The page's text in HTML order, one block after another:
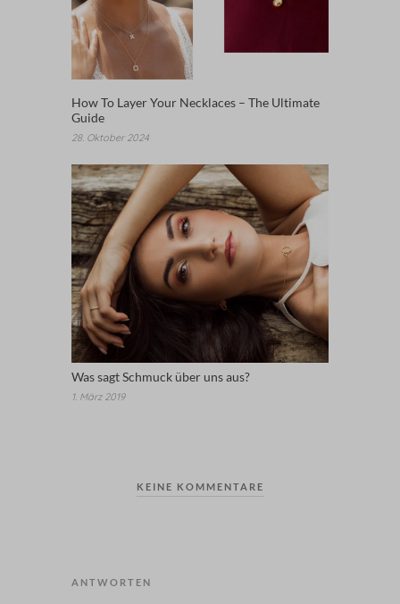
How To Layer Your Necklaces – The Ultimate
Guide
28. Oktober 2024
Was sagt Schmuck über uns aus?
1. März 2019
KEINE KOMMENTARE
ANTWORTEN